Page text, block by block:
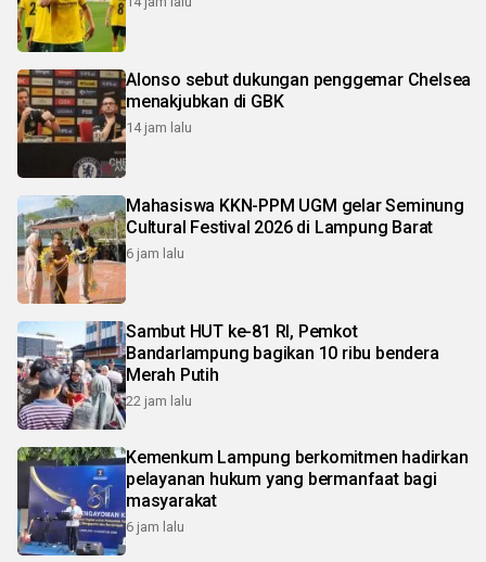
Alonso sebut dukungan penggemar Chelsea
menakjubkan di GBK
14 jam lalu
Mahasiswa KKN-PPM UGM gelar Seminung
Cultural Festival 2026 di Lampung Barat
6 jam lalu
Sambut HUT ke-81 RI, Pemkot
Bandarlampung bagikan 10 ribu bendera
Merah Putih
22 jam lalu
Kemenkum Lampung berkomitmen hadirkan
pelayanan hukum yang bermanfaat bagi
masyarakat
6 jam lalu